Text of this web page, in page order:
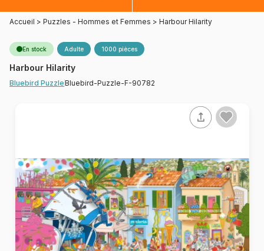
Accueil > Puzzles - Hommes et Femmes > Harbour Hilarity
En stock Adulte 1000 pièces
Harbour Hilarity
Bluebird PuzzleBluebird-Puzzle-F-90782